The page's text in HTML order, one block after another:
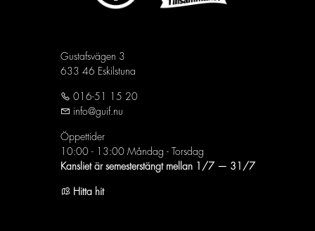
Gustafsvägen 3
633 46 Eskilstuna
016-51 15 20
info@guif.nu
Öppettider
10:00 - 13:00 Måndag - Torsdag
Kansliet är semesterstängt mellan 1/7 — 31/7
Hitta hit